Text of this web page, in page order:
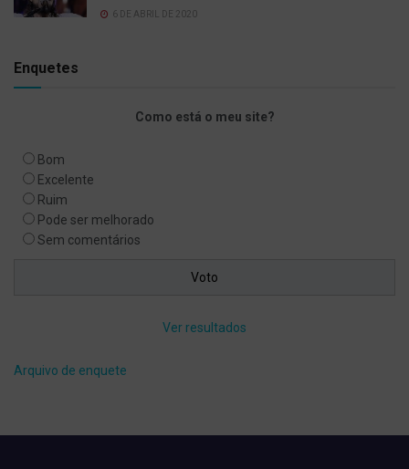
6 DE ABRIL DE 2020
Enquetes
Como está o meu site?
Bom
Excelente
Ruim
Pode ser melhorado
Sem comentários
Ver resultados
Arquivo de enquete